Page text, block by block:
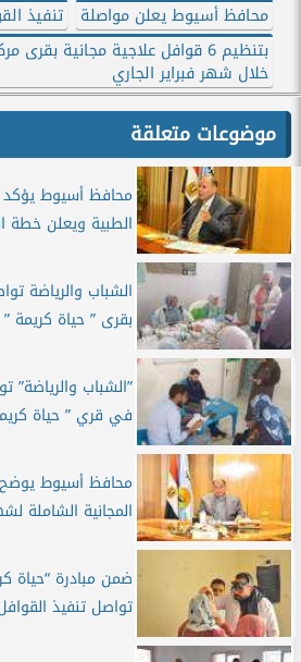
محافظ أسيوط يعلن مواصلة
تنفيذ
بتنظيم 6 قوافل علاجية مجانية
خلال شهر فبراير الجاري
موضوعات متعلقة
محافظ أسيوط يؤكد
الطبية ويعلن خطة
الشباب والرياضة
بقرى ” حياة كريمة
”الشباب والرياضة”
في قري ” حياة
محافظ أسيوط يوضح
المجانية الشاملة
ضمن مبادرة “حياة
تواصل تنفيذ